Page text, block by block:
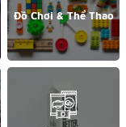
Đồ Chơi & Thể Thao